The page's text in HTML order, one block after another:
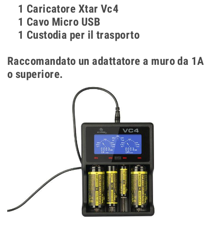
1 Caricatore Xtar Vc4
1 Cavo Micro USB
1 Custodia per il trasporto
Raccomandato un adattatore a muro da 1A
o superiore.